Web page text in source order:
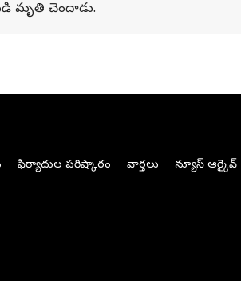
మృతి చెందాడు.
ఫిర్యాదుల పరిష్కారం వార్తలు న్యూస్ ఆర్కైవ్